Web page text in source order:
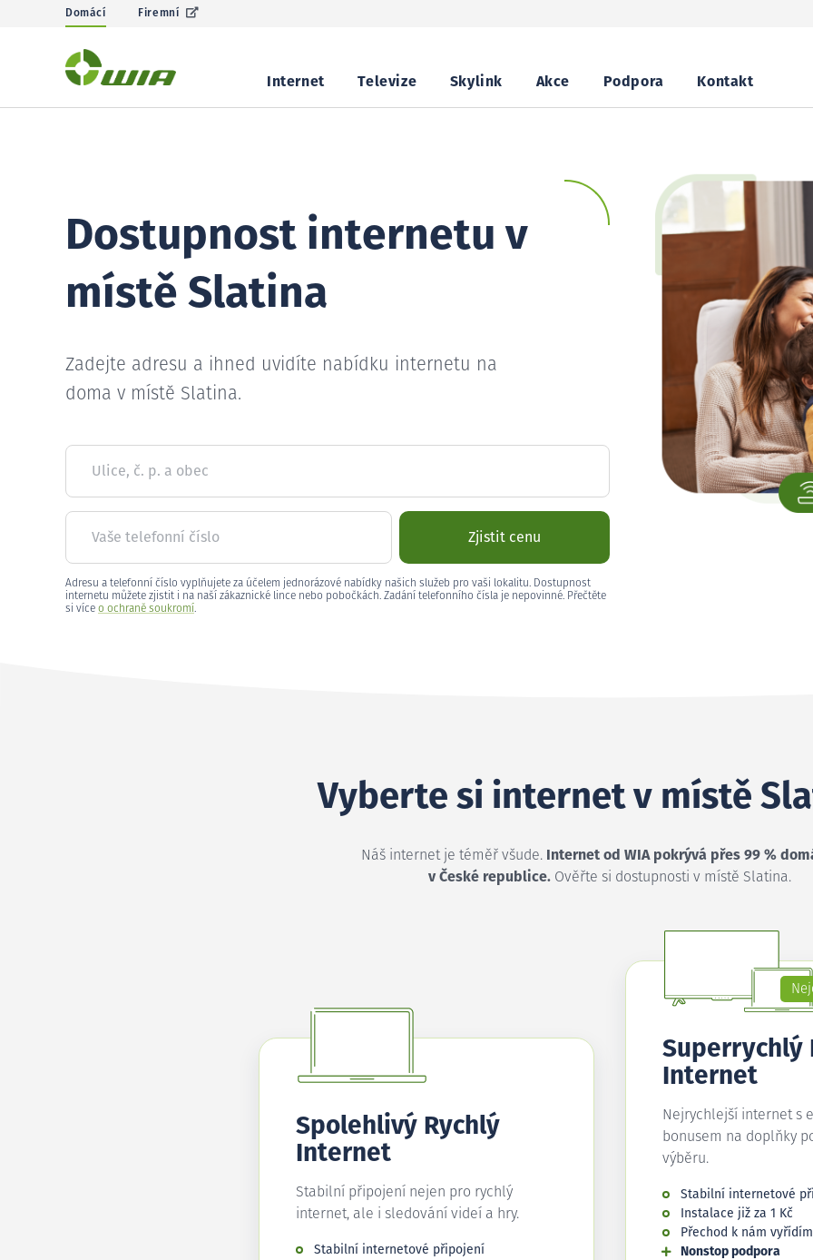
Domácí Firemní
Internet Televize Skylink Akce Podpora Kontakt
Dostupnost internetu v
místě Slatina
Zadejte adresu a ihned uvidíte nabídku internetu na
doma v místě Slatina.
Ulice, č. p. a obec
Vaše telefonní číslo Zjistit cenu
Adresu a telefonní číslo vyplňujete za účelem jednorázové nabídky našich služeb pro vaši lokalitu. Dostupnost
internetu můžete zjistit i na naší zákaznické lince nebo pobočkách. Zadání telefonního čísla je nepovinné. Přečtěte
si více o ochraně soukromí.
Vyberte si internet v místě
Náš internet je téměř všude.
Internet od WIA pokrývá přes 99 %
v České republice. Ověřte si dostupnosti v místě Slatina.
Spolehlivý Rychlý
Internet
Stabilní připojení nejen pro rychlý
internet, ale i sledování videí a hry.
Stabilní internetové připojení
Superrychlý
Internet
Nejrychlejší internet s
bonusem na doplňky
výběru.
Stabilní internetové
Instalace již za 1 Kč
Přechod k nám
Nonstop podpora